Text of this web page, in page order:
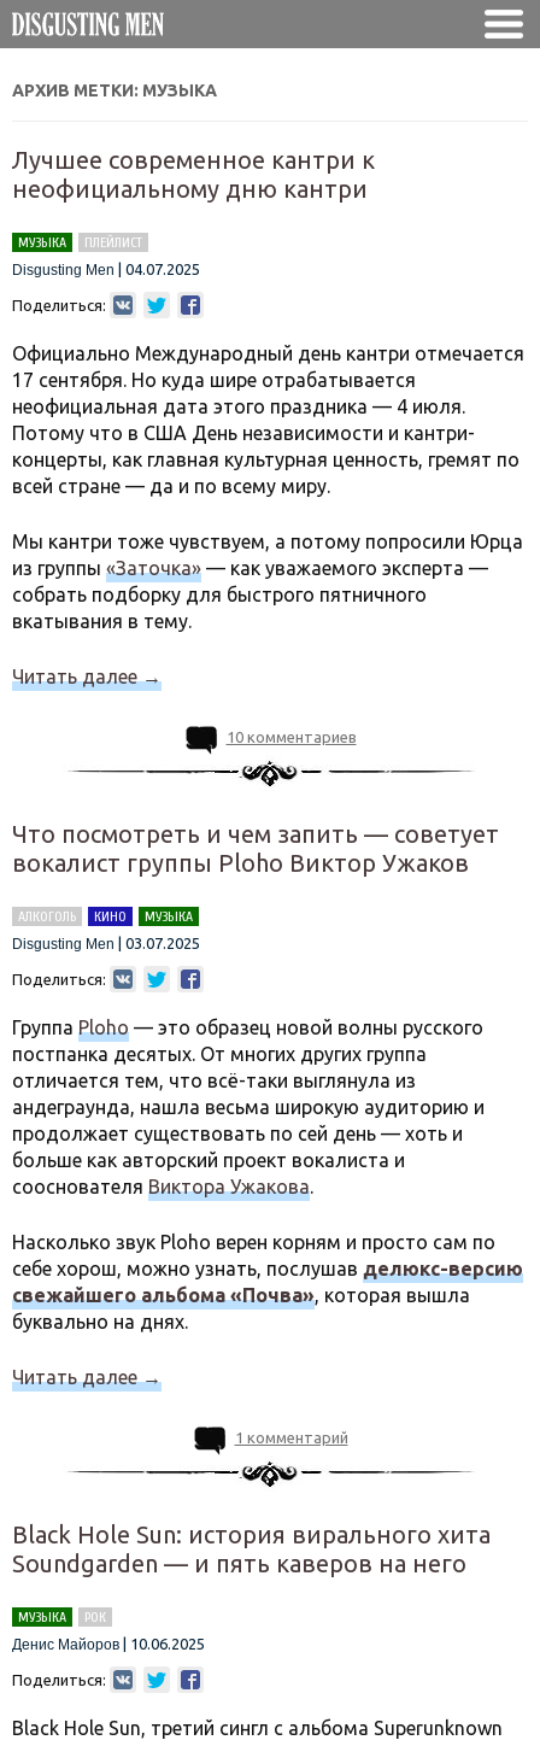
АРХИВ МЕТКИ: МУЗЫКА
Лучшее современное кантри к
неофициальному дню кантри
МУЗЫКА
ПЛЕЙЛИСТ
Disgusting Men
04.07.2025
Поделиться:
Официально Международный день кантри отмечается
17 сентября. Но куда шире отрабатывается
неофициальная дата этого праздника — 4 июля.
Потому что в США День независимости и кантри-
концерты, как главная культурная ценность, гремят по
всей стране — да и по всему миру.
Мы кантри тоже чувствуем, а потому попросили Юрца
из группы «Заточка» — как уважаемого эксперта —
собрать подборку для быстрого пятничного
вкатывания в тему.
Читать далее→
10 комментариев
Что посмотреть и чем запить — советует
вокалист группы Ploho Виктор Ужаков
АЛКОГОЛЬ КИНО
МУЗЫКА
Disgusting Men
03.07.2025
Поделиться:
Группа Ploho — это образец новой волны русского
постпанка десятых. От многих других группа
отличается тем, что всё-таки выглянула из
андеграунда, нашла весьма широкую аудиторию и
продолжает существовать по сей день — хоть и
больше как авторский проект вокалиста и
сооснователя Виктора Ужакова.
Насколько звук Ploho верен корням и просто сам по
себе хорош, можно узнать, послушав делюкс-версию
свежайшего альбома «Почва», которая вышла
буквально на днях.
Читать далее→
1 комментарий
Black Hole Sun: история вирального хита
Soundgarden — и пять каверов на него
МУЗЫКА
РОК
Денис Майоров
10.06.2025
Поделиться:
Black Hole Sun, третий сингл с альбома Superunknown